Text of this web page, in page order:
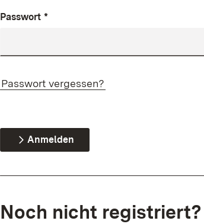
Passwort *
Passwort vergessen?
Anmelden
Noch nicht registriert?